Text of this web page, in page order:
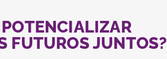
FUTUROS JUNTOS?